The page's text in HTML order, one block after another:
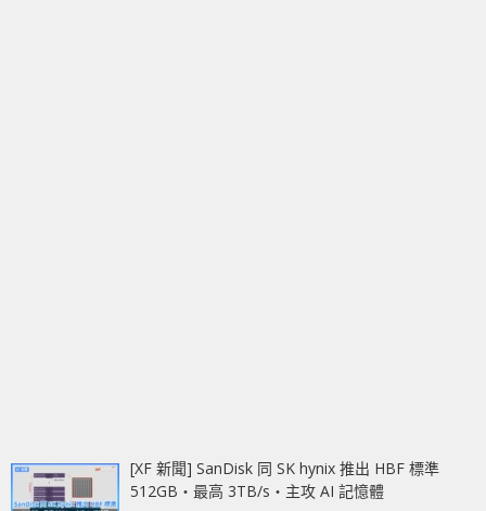
[XF 新聞] SanDisk 同 SK hynix 推出 HBF 標準
512GB‧最高 3TB/s‧主攻 AI 記憶體